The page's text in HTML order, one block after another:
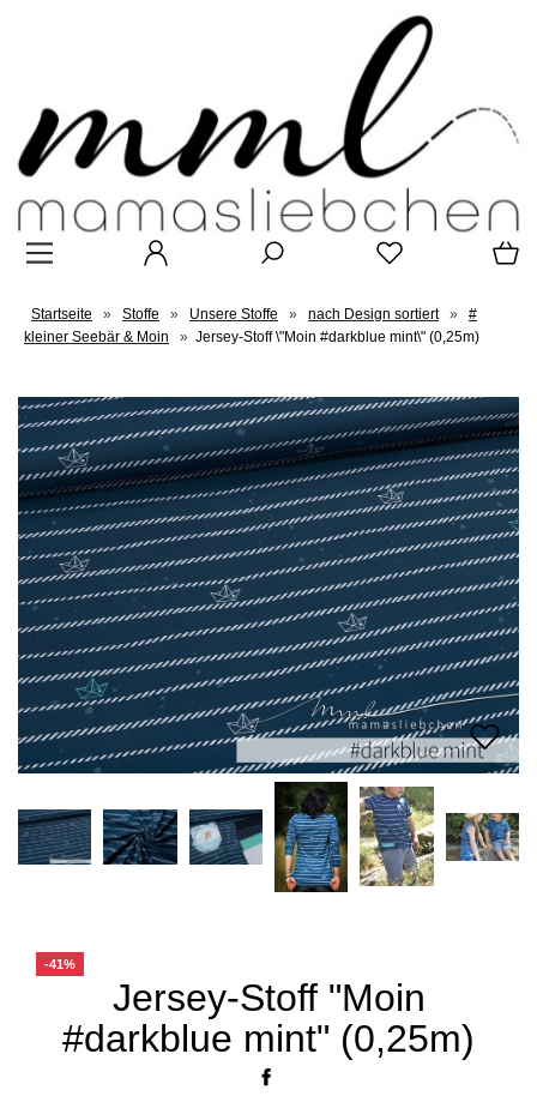
Startseite » Stoffe » Unsere Stoffe » nach Design sortiert »
#
kleiner Seebär & Moin
» Jersey-Stoff \"Moin #darkblue mint\" (0,25m)
Jersey-Stoff "Moin
#darkblue mint" (0,25m)
-41%